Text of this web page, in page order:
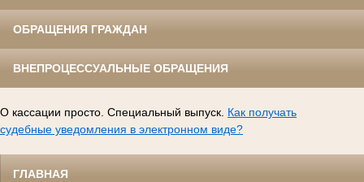
ОБРАЩЕНИЯ ГРАЖДАН
ВНЕПРОЦЕССУАЛЬНЫЕ ОБРАЩЕНИЯ
О кассации просто. Специальный выпуск. Как получать
судебные уведомления в электронном виде?
ГЛАВНАЯ